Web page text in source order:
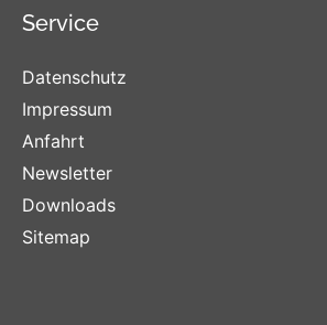
Service
Datenschutz
Impressum
Anfahrt
Newsletter
Downloads
Sitemap